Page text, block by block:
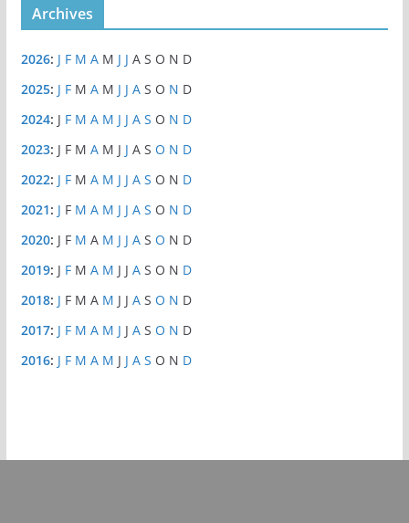
Archives
2026: J F M A M J J A S O N D
2025: J F M A M J J A S O N D
2024: J F M A M J J A S O N D
2023: J F M A M J J A S O N D
2022: J F M A M J J A S O N D
2021: J F M A M J J A S O N D
2020: J F M A M J J A S O N D
2019: J F M A M J J A S O N D
2018: J F M A M J J A S O N D
2017: J F M A M J J A S O N D
2016: J F M A M J J A S O N D